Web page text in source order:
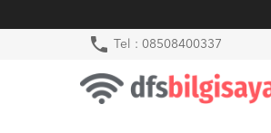
phone Tel : 08508400337